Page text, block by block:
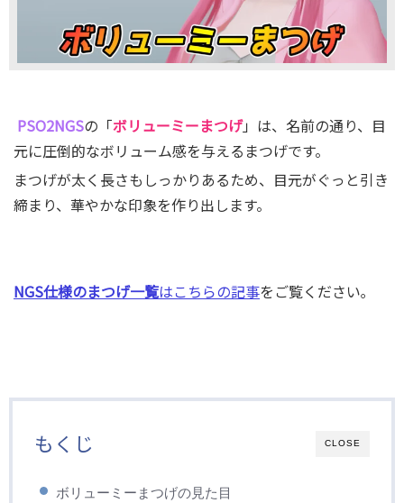
PSO2NGSの「ボリューミーまつげ」は、名前の通り、目
元に圧倒的なボリューム感を与えるまつげです。
まつげが太く長さもしっかりあるため、目元がぐっと引き
締まり、華やかな印象を作り出します。
NGS仕様のまつげ一覧はこちらの記事をご覧ください｡
CLOSE
もくじ
ボリューミーまつげの見た目